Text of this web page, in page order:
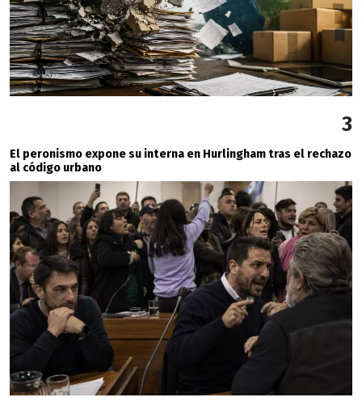
3
El peronismo expone su interna en Hurlingham tras el rechazo
al código urbano